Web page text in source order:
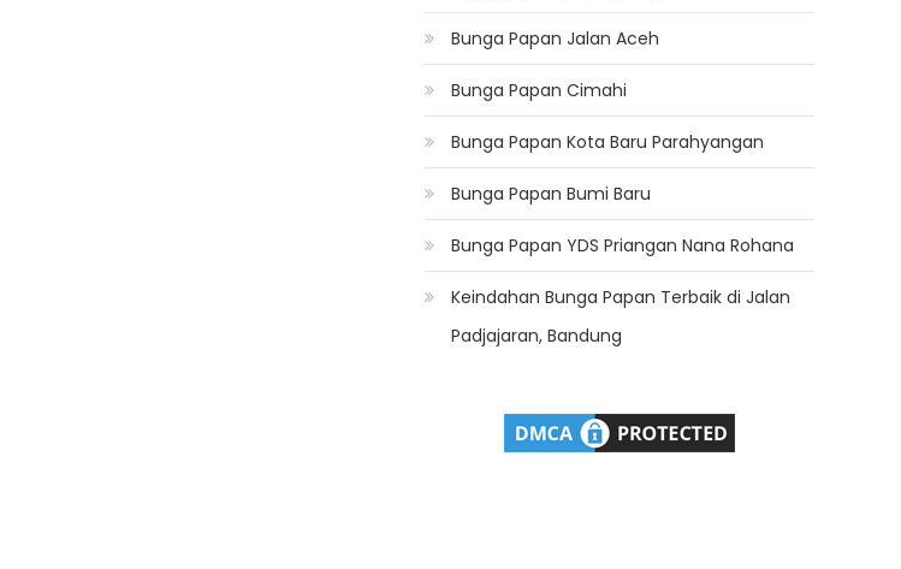
Bunga Papan Jalan Aceh
Bunga Papan Cimahi
Bunga Papan Kota Baru Parahyangan
Bunga Papan Bumi Baru
Bunga Papan YDS Priangan Nana Rohana
Keindahan Bunga Papan Terbaik di Jalan
Padjajaran, Bandung